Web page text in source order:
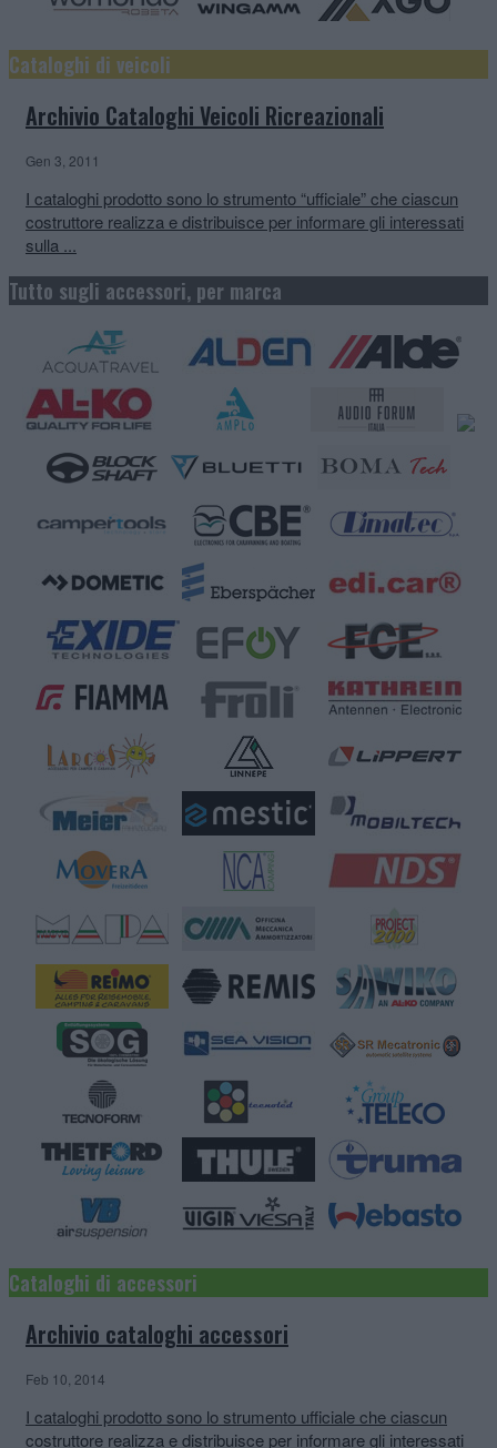
Cataloghi di veicoli
Archivio Cataloghi Veicoli Ricreazionali
Gen 3, 2011
I cataloghi prodotto sono lo strumento “ufficiale” che ciascun
costruttore realizza e distribuisce per informare gli interessati
sulla ...
Tutto sugli accessori, per marca
Cataloghi di accessori
Archivio cataloghi accessori
Feb 10, 2014
I cataloghi prodotto sono lo strumento ufficiale che ciascun
costruttore realizza e distribuisce per informare gli interessati